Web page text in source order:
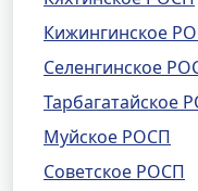
Кижингинское
Селенгинское
Тарбагатайское
Муйское РОСП
Советское РОСП